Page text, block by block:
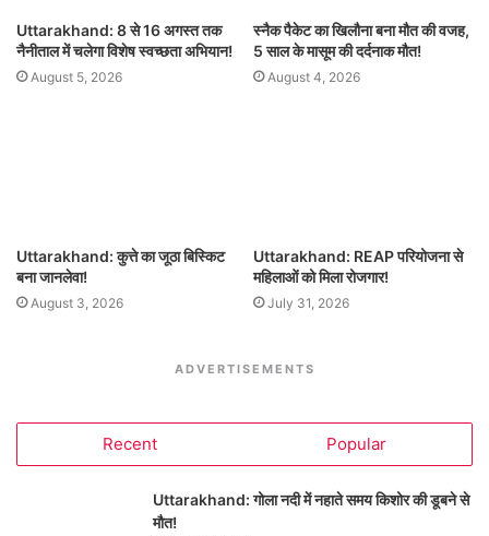
Uttarakhand: 8 से 16 अगस्त तक
नैनीताल में चलेगा विशेष स्वच्छता अभियान!
August 5, 2026
स्नैक पैकेट का खिलौना बना मौत की वजह,
5 साल के मासूम की दर्दनाक मौत!
August 4, 2026
Uttarakhand: कुत्ते का जूठा बिस्किट
बना जानलेवा!
August 3, 2026
Uttarakhand: REAP परियोजना से
महिलाओं को मिला रोजगार!
July 31, 2026
ADVERTISEMENTS
Recent Popular
Uttarakhand: गोला नदी में नहाते समय किशोर की डूबने से
मौत!